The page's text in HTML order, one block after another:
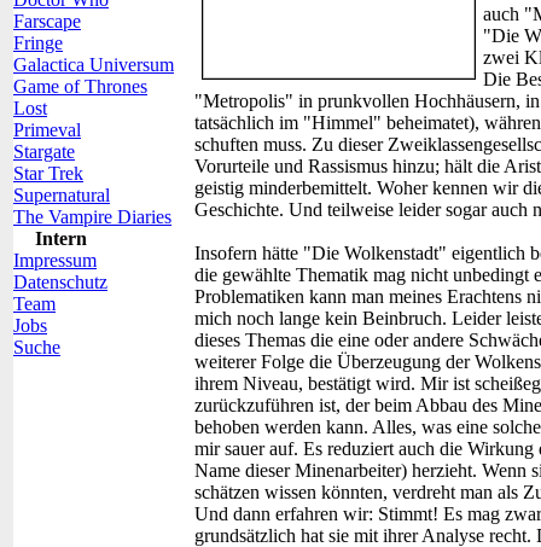
Farscape
Fringe
Galactica Universum
Game of Thrones
Lost
Primeval
Stargate
Star Trek
Supernatural
The Vampire Diaries
Intern
Impressum
Datenschutz
Team
Jobs
Suche
auch
"Die
zwei
Die
"Metropolis" in prunkvollen Hochhäusern,
tatsächlich im "Himmel" beheimatet),
schuften muss. Zu dieser
Vorurteile und Rassismus hinzu; hält die
geistig minderbemittelt. Woher kennen wir
Geschichte. Und teilweise leider sogar auch
Insofern hätte "Die Wolkenstadt" eigentlich
die gewählte Thematik mag nicht unbedingt
Problematiken kann man meines Erachtens
mich noch lange kein Beinbruch. Leider
dieses Themas die eine oder andere
weiterer Folge die Überzeugung der
ihrem Niveau, bestätigt wird. Mir ist
zurückzuführen ist, der beim Abbau des
behoben werden kann. Alles, was eine
mir sauer auf. Es reduziert auch die
Name dieser Minenarbeiter) herzieht. Wenn
schätzen wissen könnten, verdreht man als
Und dann erfahren wir: Stimmt! Es mag
grundsätzlich hat sie mit ihrer Analyse